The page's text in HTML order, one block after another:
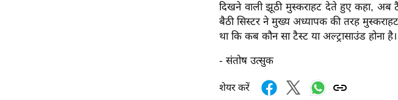
दिखने वाली झूठी मुस्कराहट देते हुए कहा, अब
बैठी सिस्टर ने मुख्य अध्यापक की तरह
था कि कब कौन सा टैस्ट या अल्ट्रासाउंड होना
- संतोष उत्सुक
शेयर करें